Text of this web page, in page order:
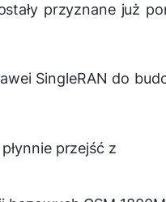
przyznane już
SingleRAN do
przejść z